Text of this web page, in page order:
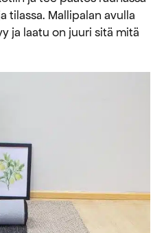
tilassa. Mallipalan avulla
ja laatu on juuri sitä mitä